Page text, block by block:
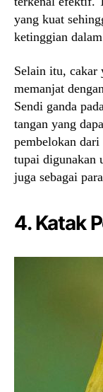
yang kuat
ketinggian
Selain itu, cakar
memanjat
Sendi ganda
tangan yang
pembelokan
tupai digunakan
juga sebagai
4. Katak